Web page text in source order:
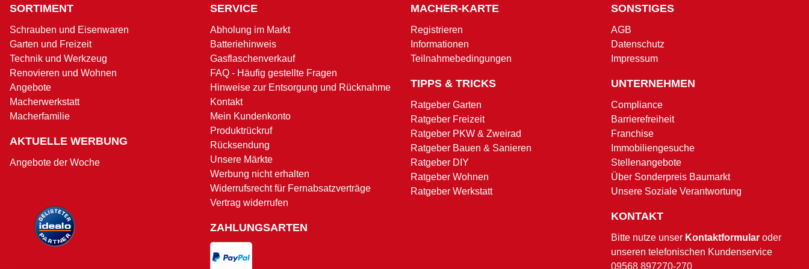
SORTIMENT
Schrauben und Eisenwaren
Garten und Freizeit
Technik und Werkzeug
Renovieren und Wohnen
Angebote
Macherwerkstatt
Macherfamilie
AKTUELLE WERBUNG
Angebote der Woche
SERVICE
Abholung im Markt
Batteriehinweis
Gasflaschenverkauf
FAQ - Häufig gestellte Fragen
Hinweise zur Entsorgung und Rücknahme
Kontakt
Mein Kundenkonto
Produktrückruf
Rücksendung
Unsere Märkte
Werbung nicht erhalten
Widerrufsrecht für Fernabsatzverträge
Vertrag widerrufen
ZAHLUNGSARTEN
MACHER-KARTE
Registrieren
Informationen
Teilnahmebedingungen
TIPPS & TRICKS
Ratgeber Garten
Ratgeber Freizeit
Ratgeber PKW & Zweirad
Ratgeber Bauen & Sanieren
Ratgeber DIY
Ratgeber Wohnen
Ratgeber Werkstatt
SONSTIGES
AGB
Datenschutz
Impressum
UNTERNEHMEN
Compliance
Barrierefreiheit
Franchise
Immobiliengesuche
Stellenangebote
Über Sonderpreis Baumarkt
Unsere Soziale Verantwortung
KONTAKT
Bitte nutze unser Kontaktformular oder
unseren telefonischen Kundenservice
09568 897270-270